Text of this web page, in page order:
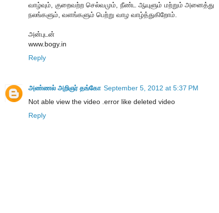
வாழ்வும், குறைவற்ற செல்வமும், நீண்ட ஆயுளும் மற்றும் அனைத்து
நலங்களும், வளங்களும் பெற்று வாழ வாழ்த்துகிறோம்.
அன்புடன்
www.bogy.in
Reply
அண்ணல் அறிஞர் தங்கோ September 5, 2012 at 5:37 PM
Not able view the video .error like deleted video
Reply